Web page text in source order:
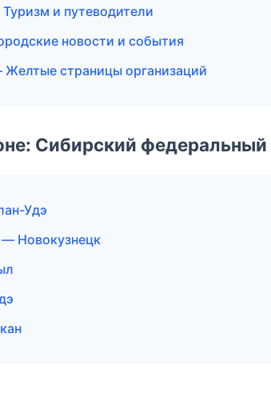
и путеводители
новости и события
страницы организаций
Сибирский федеральный
Удэ
Новокузнецк